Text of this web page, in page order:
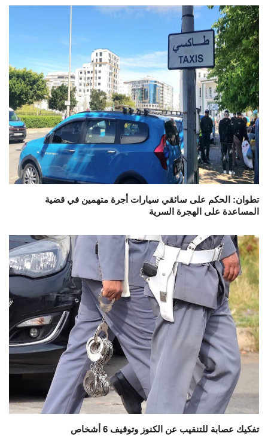
تطوان: الحكم على سائقي سيارات أجرة متهمين في قضية
المساعدة على الهجرة السرية
تفكيك عصابة للتنقيب عن الكنوز وتوقيف 6 أشخاص